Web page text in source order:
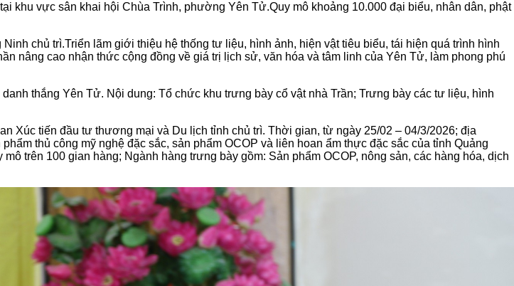
khu vực sân khai hội Chùa Trình, phường Yên Tử.Quy mô khoảng 10.000 đại biểu, nhân dân, phật
Ninh chủ trì.Triển lãm giới thiệu hệ thống tư liệu, hình ảnh, hiện vật tiêu biểu, tái hiện quá trình hình
nâng cao nhận thức cộng đồng về giá trị lịch sử, văn hóa và tâm linh của Yên Tử, làm phong phú
thắng Yên Tử. Nội dung: Tổ chức khu trưng bày cổ vật nhà Trần; Trưng bày các tư liệu, hình
Xúc tiến đầu tư thương mại và Du lịch tỉnh chủ trì. Thời gian, từ ngày 25/02 – 04/3/2026; địa
thủ công mỹ nghệ đặc sắc, sản phẩm OCOP và liên hoan ẩm thực đặc sắc của tỉnh Quảng
mô trên 100 gian hàng; Ngành hàng trưng bày gồm: Sản phẩm OCOP, nông sản, các hàng hóa, dịch